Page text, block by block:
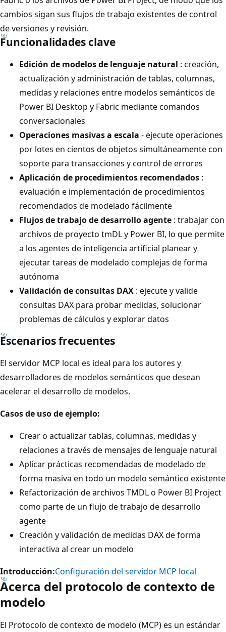
cambios sigan sus flujos de trabajo existentes de control
de versiones y revisión.
Funcionalidades clave
Edición de modelos de lenguaje natural : creación,
actualización y administración de tablas, columnas,
medidas y relaciones entre modelos semánticos de
Power BI Desktop y Fabric mediante comandos
conversacionales
Operaciones masivas a escala - ejecute operaciones
por lotes en cientos de objetos simultáneamente con
soporte para transacciones y control de errores
Aplicación de procedimientos recomendados :
evaluación e implementación de procedimientos
recomendados de modelado fácilmente
Flujos de trabajo de desarrollo agente : trabajar con
archivos de proyecto tmDL y Power BI, lo que permite
a los agentes de inteligencia artificial planear y
ejecutar tareas de modelado complejas de forma
autónoma
Validación de consultas DAX : ejecute y valide
consultas DAX para probar medidas, solucionar
problemas de cálculos y explorar datos
Escenarios frecuentes
El servidor MCP local es ideal para los autores y
desarrolladores de modelos semánticos que desean
acelerar el desarrollo de modelos.
Casos de uso de ejemplo:
Crear o actualizar tablas, columnas, medidas y
relaciones a través de mensajes de lenguaje natural
Aplicar prácticas recomendadas de modelado de
forma masiva en todo un modelo semántico existente
Refactorización de archivos TMDL o Power BI Project
como parte de un flujo de trabajo de desarrollo
agente
Creación y validación de medidas DAX de forma
interactiva al crear un modelo
Introducción:Configuración del servidor MCP local
Acerca del protocolo de contexto de
modelo
El Protocolo de contexto de modelo (MCP) es un estándar